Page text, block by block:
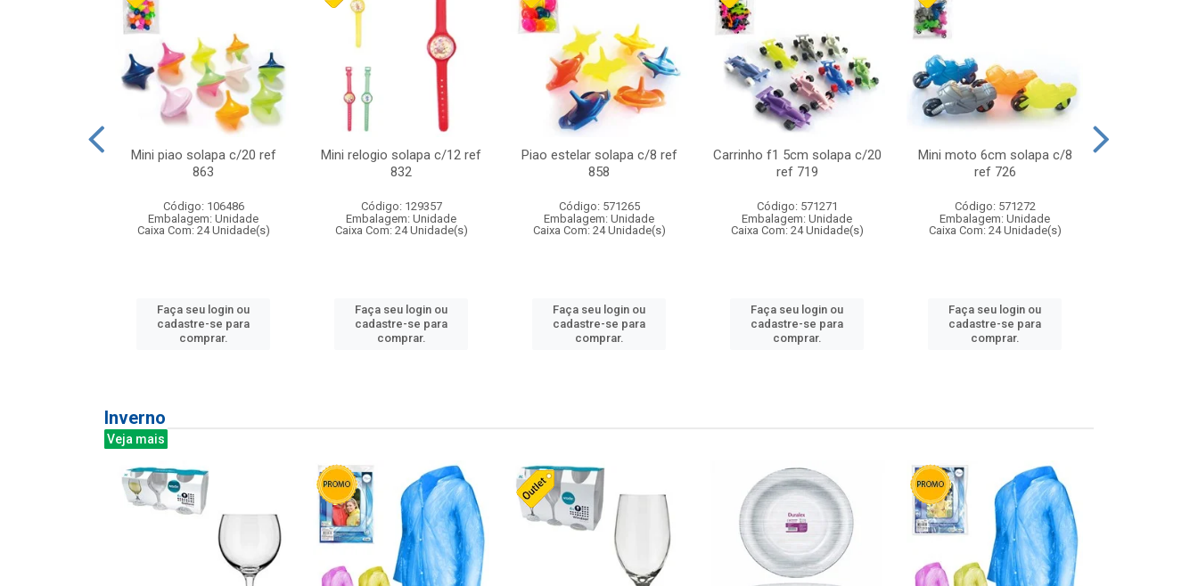
Mini piao solapa c/20 ref
863
Código: 106486
Embalagem: Unidade
Caixa Com: 24 Unidade(s)
Faça seu login ou
cadastre-se para
comprar.
Mini relogio solapa c/12 ref
832
Código: 129357
Embalagem: Unidade
Caixa Com: 24 Unidade(s)
Faça seu login ou
cadastre-se para
comprar.
Piao estelar solapa c/8 ref
858
Código: 571265
Embalagem: Unidade
Caixa Com: 24 Unidade(s)
Faça seu login ou
cadastre-se para
comprar.
Carrinho f1 5cm solapa c/20
ref 719
Código: 571271
Embalagem: Unidade
Caixa Com: 24 Unidade(s)
Faça seu login ou
cadastre-se para
comprar.
Mini moto 6cm solapa c/8
ref 726
Código: 571272
Embalagem: Unidade
Caixa Com: 24 Unidade(s)
Faça seu login ou
cadastre-se para
comprar.
Inverno
Veja mais